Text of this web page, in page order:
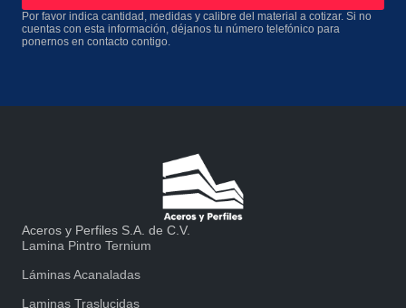
Por favor indica cantidad, medidas y calibre del material a cotizar. Si no
cuentas con esta información, déjanos tu número telefónico para
ponernos en contacto contigo.
Aceros y Perfiles S.A. de C.V.
Lamina Pintro Ternium
Láminas Acanaladas
Laminas Traslucidas